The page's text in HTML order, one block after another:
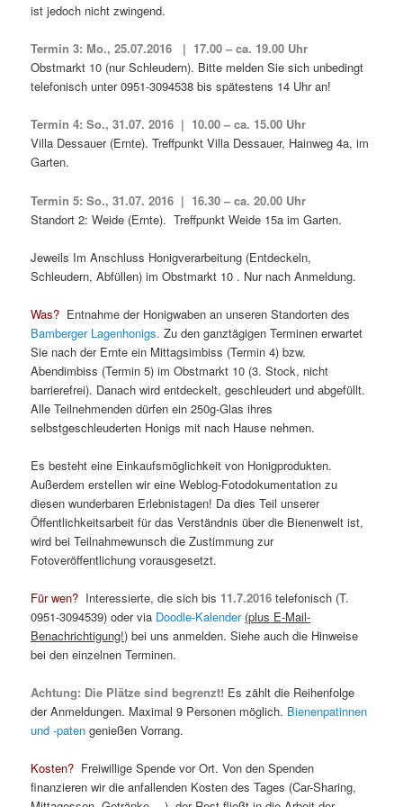
ist jedoch nicht zwingend.
Termin 3: Mo., 25.07.2016 | 17.00 – ca. 19.00 Uhr
Obstmarkt 10 (nur Schleudern). Bitte melden Sie sich unbedingt
telefonisch unter 0951-3094538 bis spätestens 14 Uhr an!
Termin 4: So., 31.07. 2016 | 10.00 – ca. 15.00 Uhr
Villa Dessauer (Ernte). Treffpunkt Villa Dessauer, Hainweg 4a, im
Garten.
Termin 5: So., 31.07. 2016 | 16.30 – ca. 20.00 Uhr
Standort 2: Weide (Ernte). Treffpunkt Weide 15a im Garten.
Jeweils Im Anschluss Honigverarbeitung (Entdeckeln,
Schleudern, Abfüllen) im Obstmarkt 10 . Nur nach Anmeldung.
Was? Entnahme der Honigwaben an unseren Standorten des
Bamberger Lagenhonigs. Zu den ganztägigen Terminen erwartet
Sie nach der Ernte ein Mittagsimbiss (Termin 4) bzw.
Abendimbiss (Termin 5) im Obstmarkt 10 (3. Stock, nicht
barrierefrei). Danach wird entdeckelt, geschleudert und abgefüllt.
Alle Teilnehmenden dürfen ein 250g-Glas ihres
selbstgeschleuderten Honigs mit nach Hause nehmen.
Es besteht eine Einkaufsmöglichkeit von Honigprodukten.
Außerdem erstellen wir eine Weblog-Fotodokumentation zu
diesen wunderbaren Erlebnistagen! Da dies Teil unserer
Öffentlichkeitsarbeit für das Verständnis über die Bienenwelt ist,
wird bei Teilnahmewunsch die Zustimmung zur
Fotoveröffentlichung vorausgesetzt.
Für wen? Interessierte, die sich bis 11.7.2016telefonisch (T.
0951-3094539) oder via Doodle-Kalender (plus E-Mail-
Benachrichtigung!) bei uns anmelden. Siehe auch die Hinweise
bei den einzelnen Terminen.
Achtung: Die Plätze sind begrenzt! Es zählt die Reihenfolge
der Anmeldungen. Maximal 9 Personen möglich. Bienenpatinnen
und -paten genießen Vorrang.
Kosten? Freiwillige Spende vor Ort. Von den Spenden
finanzieren wir die anfallenden Kosten des Tages (Car-Sharing,